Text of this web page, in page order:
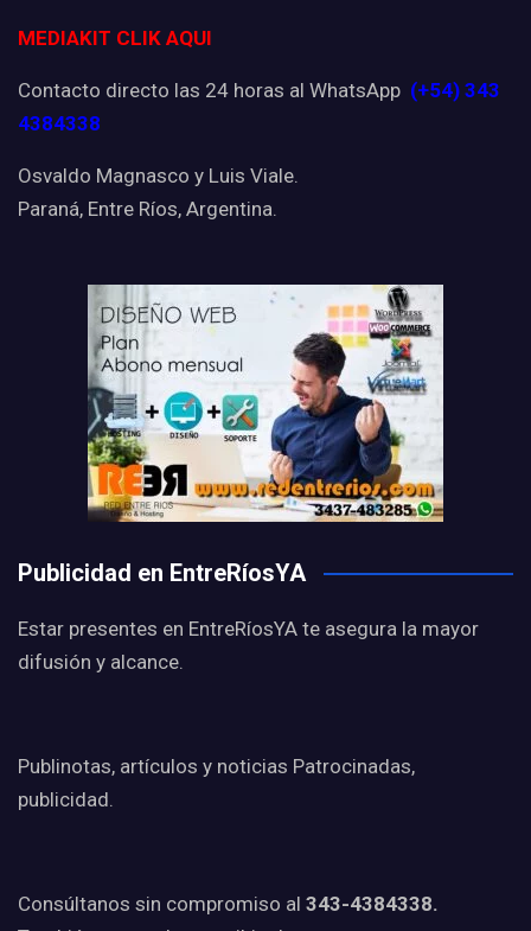
MEDIAKIT CLIK AQUI
Contacto directo las 24 horas al WhatsApp (+54) 343
4384338
Osvaldo Magnasco y Luis Viale.
Paraná, Entre Ríos, Argentina.
Publicidad en EntreRíosYA
Estar presentes en EntreRíosYA te asegura la mayor
difusión y alcance.
Publinotas, artículos y noticias Patrocinadas,
publicidad.
Consúltanos sin compromiso al 343-4384338.